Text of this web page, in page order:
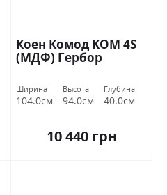
Коен Комод KOM 4S
(МДФ) Гербор
Ширина
104.0см
Высота
94.0см
Глубина
40.0см
10 440 грн